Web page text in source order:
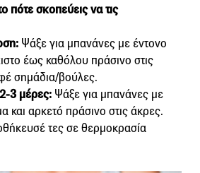
πότε σκοπεύεις να τις
Ψάξε για μπανάνες με έντονο
έως καθόλου πράσινο στις
σημάδια/βούλες.
3 μέρες: Ψάξε για μπανάνες με
και αρκετό πράσινο στις άκρες.
τες σε θερμοκρασία